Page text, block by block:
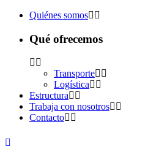
Quiénes somos
Qué ofrecemos
Transporte
Logística
Estructura
Trabaja con nosotros
Contacto